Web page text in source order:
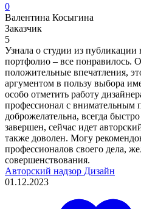
0
Валентина Косыгина
Заказчик
5
Узнала о студии из публикации
портфолио – все понравилось.
положительные впечатления,
аргументом в пользу выбора
особо отметить работу
профессионал с внимательным
доброжелательна, всегда
завершен, сейчас идет
также доволен. Могу
профессионалов своего дела,
совершенствования.
Авторский надзор Дизайн
01.12.2023